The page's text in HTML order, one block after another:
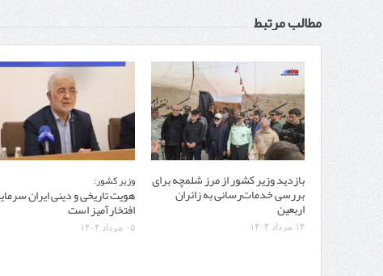
مطالب مرتبط
بازدید وزیر کشور از مرز شلمچه برای
بررسی خدمات‌رسانی به زائران
اربعین
۱۴ مرداد ۱۴۰۴
وزیر کشور:
هویت تاریخی و دینی ایران
افتخارآمیز است
۰۵ مرداد ۱۴۰۴